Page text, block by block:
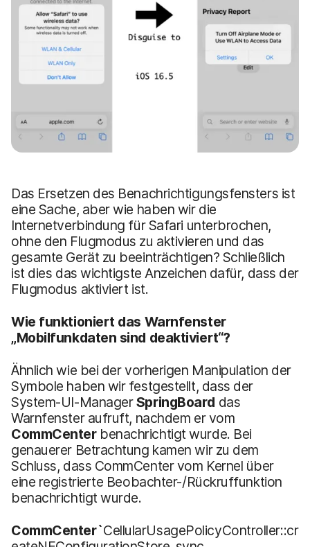
Das Ersetzen des Benachrichtigungsfensters ist
eine Sache, aber wie haben wir die
Internetverbindung für Safari unterbrochen,
ohne den Flugmodus zu aktivieren und das
gesamte Gerät zu beeinträchtigen? Schließlich
ist dies das wichtigste Anzeichen dafür, dass der
Flugmodus aktiviert ist.
Wie funktioniert das Warnfenster
„Mobilfunkdaten sind deaktiviert“?
Ähnlich wie bei der vorherigen Manipulation der
Symbole haben wir festgestellt, dass der
System-UI-ManagerSpringBoard das
Warnfenster aufruft, nachdem er vom
CommCenterbenachrichtigt wurde. Bei
genauerer Betrachtung kamen wir zu dem
Schluss, dass CommCenter vom Kernel über
eine registrierte Beobachter-/Rückruffunktion
benachrichtigt wurde.
CommCenter`CellularUsagePolicyController::cr